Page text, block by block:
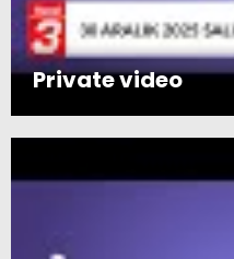
Private video